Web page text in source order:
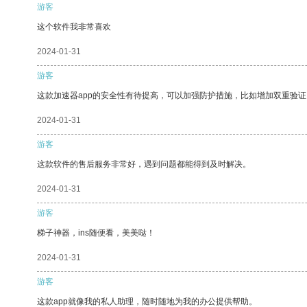
游客
这个软件我非常喜欢
2024-01-31
游客
这款加速器app的安全性有待提高，可以加强防护措施，比如增加双重验
2024-01-31
游客
这款软件的售后服务非常好，遇到问题都能得到及时解决。
2024-01-31
游客
梯子神器，ins随便看，美美哒！
2024-01-31
游客
这款app就像我的私人助理，随时随地为我的办公提供帮助。